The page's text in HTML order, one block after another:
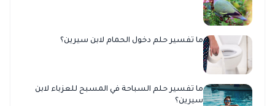
ما تفسير حلم دخول الحمام لابن سيرين؟
ما تفسير حلم السباحة في المسبح للعزباء لابن
سيرين؟